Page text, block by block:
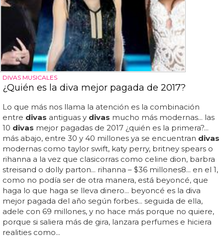
DIVAS MUSICALES
¿Quién es la diva mejor pagada de 2017?
Lo que más nos llama la atención es la combinación
entre divas antiguas y divas mucho más modernas... las
10 divas mejor pagadas de 2017 ¿quién es la primera?...
más abajo, entre 30 y 40 millones ya se encuentran divas
modernas como taylor swift, katy perry, britney spears o
rihanna a la vez que clasicorras como celine dion, barbra
streisand o dolly parton... rihanna – $36 millones8... en el 1,
como no podía ser de otra manera, está beyoncé, que
haga lo que haga se lleva dinero... beyoncé es la diva
mejor pagada del año según forbes... seguida de ella,
adele con 69 millones, y no hace más porque no quiere,
porque si saliera más de gira, lanzara perfumes e hiciera
realities como...